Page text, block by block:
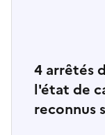
4 arrêtés
l'état de
reconnus